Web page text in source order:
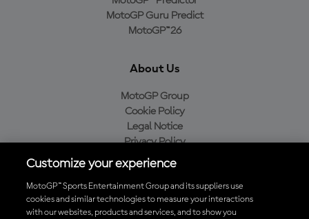
MotoGP Guru Predict
MotoGP™26
About Us
MotoGP Group
Cookie Policy
Legal Notice
Privacy Policy
Purchase Policy
Baixe o aplicativo oficial da MotoGP™
Customize your experience
MotoGP™ Sports Entertainment Group and its suppliers use
cookies and similar technologies to measure your interactions
with our websites, products and services, and to show you